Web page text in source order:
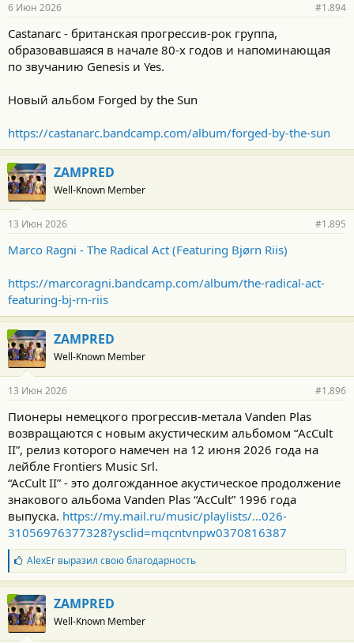
6 Июн 2026 #1.894
Castanarc - британская прогрессив-рок группа,
образовавшаяся в начале 80-х годов и напоминающая
по звучанию Genesis и Yes.
Новый альбом Forged by the Sun
https://castanarc.bandcamp.com/album/forged-by-the-sun
ZAMPRED
Well-Known Member
13 Июн 2026 #1.895
Marco Ragni - The Radical Act (Featuring Bjørn Riis)
https://marcoragni.bandcamp.com/album/the-radical-act-
featuring-bj-rn-riis
ZAMPRED
Well-Known Member
13 Июн 2026 #1.896
Пионеры немецкого прогрессив-метала Vanden Plas
возвращаются с новым акустическим альбомом “AcCult
II”, релиз которого намечен на 12 июня 2026 года на
лейбле Frontiers Music Srl.
“AcCult II” - это долгожданное акустическое продолжение
знакового альбома Vanden Plas “AcCult” 1996 года
выпуска. https://my.mail.ru/music/playlists/...026-
31056976377328?ysclid=mqcntvnpw0370816387
Б
л
а
г
о
д
а
AlexErвыразил свою благодарность
ZAMPRED
Well-Known Member